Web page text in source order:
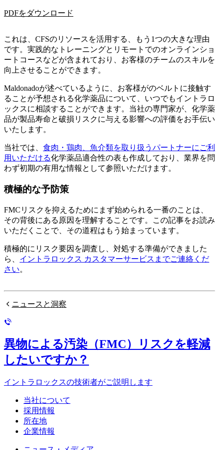
PDFをダウンロード
これは、CFSのリソースを活用する、もう1つの大きな理由
です。実践的なトレーニングとリモートでのオンラインショ
ートコースなどが含まれており、お客様のチームのスキルを
向上させることができます。
Maldonadoが述べているように、お客様がのベルトに接触す
ることが予想される化学薬品について、いつでもイントラロ
ックスに相談することができます。当社の専門家が、化学薬
品が製品寿命と破損リスクに与える影響への評価をお手伝い
いたします。
当社では、 食肉・鶏肉、魚介類を取り扱うパートナーにご利
用いただける化学薬品適合性の表も作成しており、業界を問
わず初期の有用な情報として参照いただけます。
積極的な予防策
FMCリスクを抑えるためにまず始められる一番のことは、
その背後にある原因を理解することです。この記事をお読み
いただくことで、その道程はもう始まっています。
積極的にリスク要因を調査し、対処する準備ができました
ら、 イントラロックス カスタマーサービスまでご連絡くだ
さい。
ニュースと洞察
異物による汚染（FMC）リスクを軽減
したいですか？
イントラロックスの技術者がご説明します
当社について
採用情報
所在地
企業情報